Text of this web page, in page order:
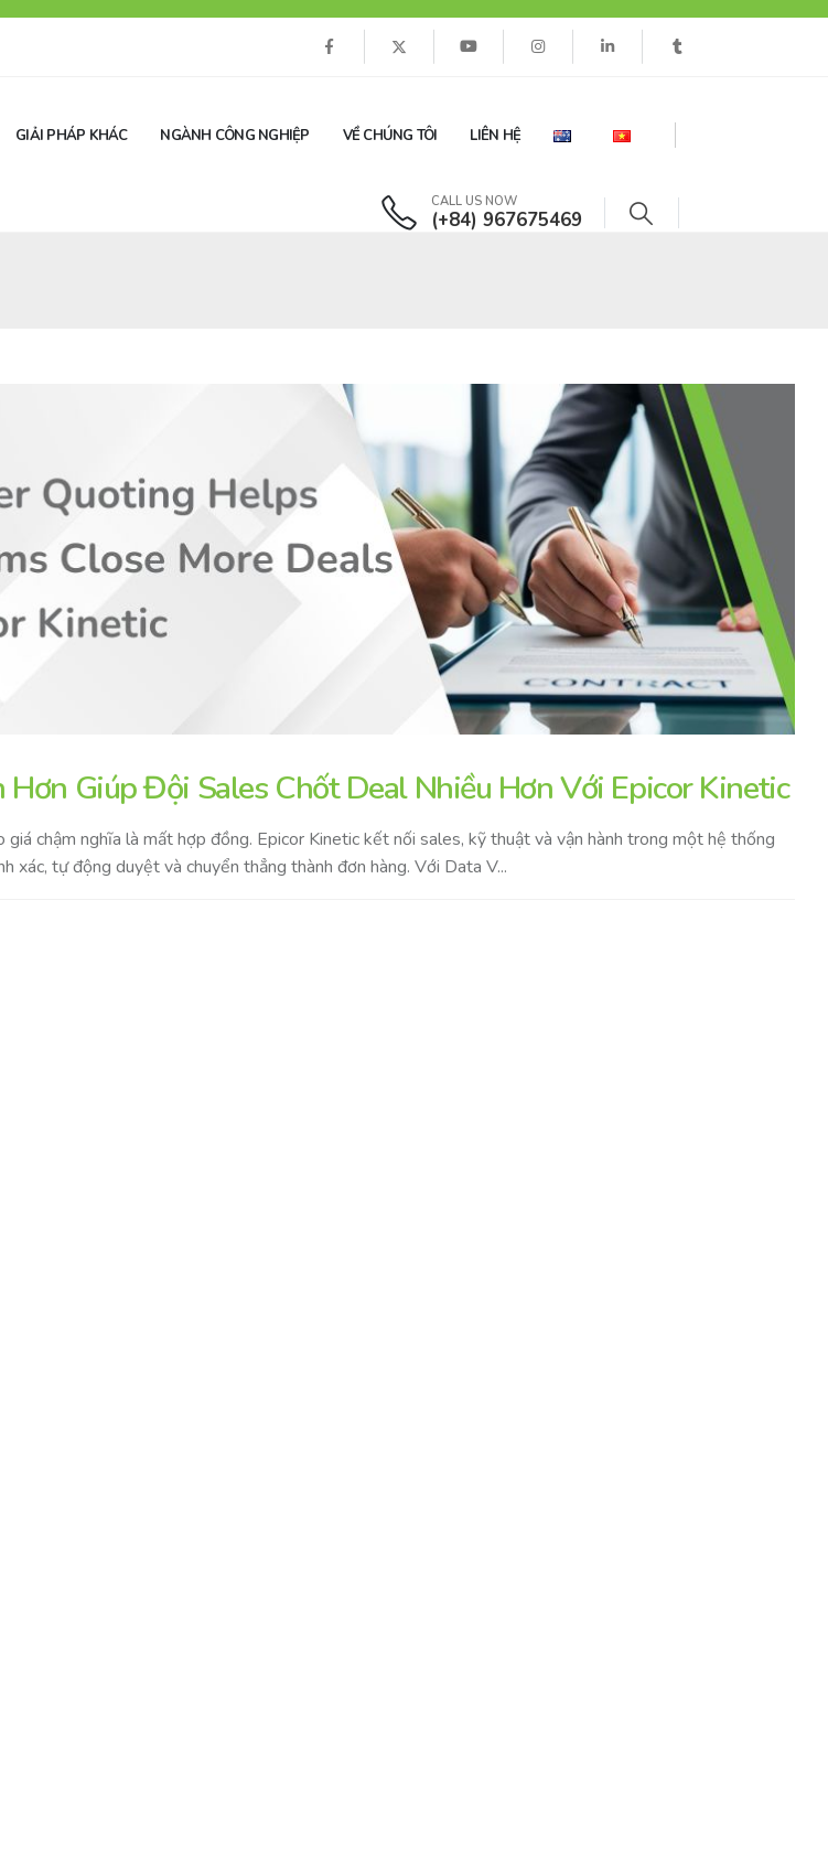
GIẢI PHÁP KHÁC NGÀNH CÔNG NGHIỆP VỀ CHÚNG TÔI LIÊN HỆ
CALL US NOW
(+84) 967675469
Hơn Giúp Đội Sales Chốt Deal Nhiều Hơn Với Epicor Kinetic
giá chậm nghĩa là mất hợp đồng. Epicor Kinetic kết nối sales, kỹ thuật và vận hành trong một hệ thống
xác, tự động duyệt và chuyển thẳng thành đơn hàng. Với Data V...